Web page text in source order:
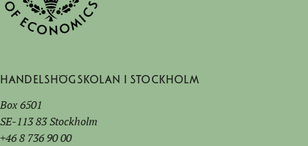
Handelshögskolan i Stockholm
Box 6501
SE-113 83 Stockholm
+46 8 736 90 00